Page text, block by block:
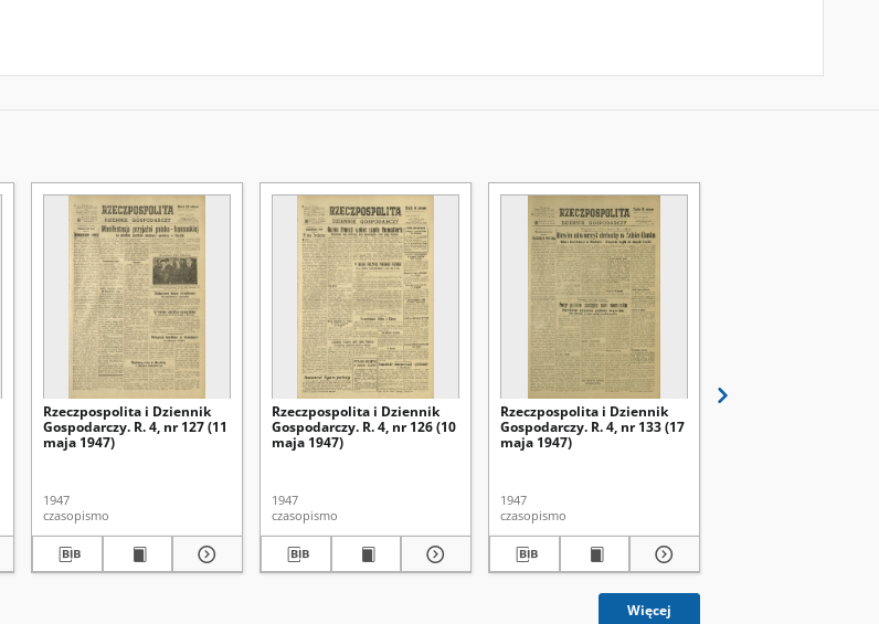
Rzeczpospolita i Dziennik
Gospodarczy. R. 4, nr 127 (11
maja 1947)
1947
czasopismo
Rzeczpospolita i Dziennik
Gospodarczy. R. 4, nr 126 (10
maja 1947)
1947
czasopismo
Rzeczpospolita i Dziennik
Gospodarczy. R. 4, nr 133 (17
maja 1947)
1947
czasopismo
Więcej